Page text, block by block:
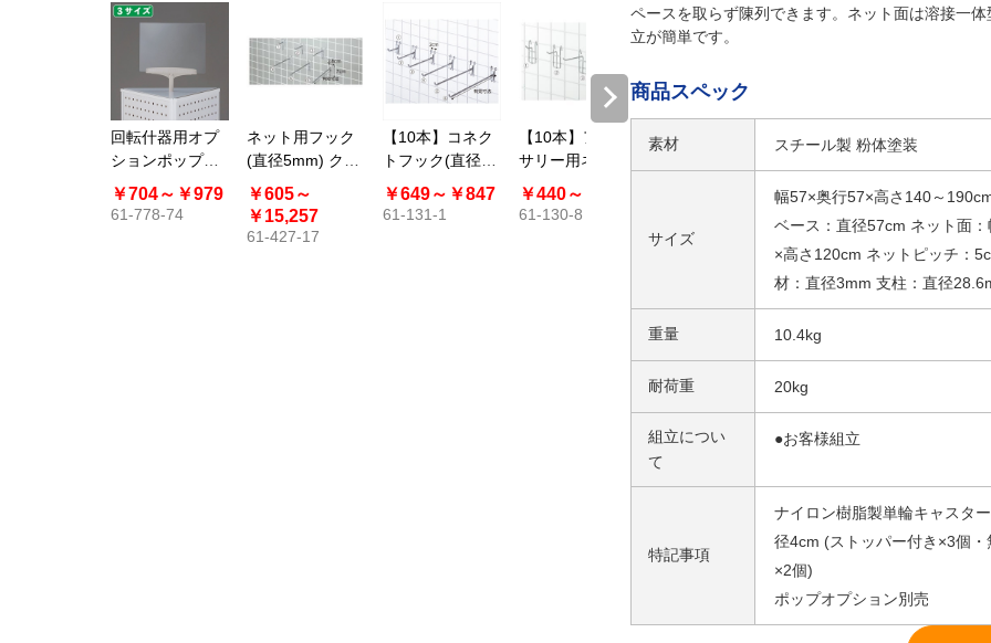
回転什器用オプ
ションポップス
タンド〔ストエ
キオリジナル〕
￥704～ ￥979
61-778-74
ネット用フック
(直径5mm) クロ
ーム〔ストエキ
オリジナル〕
￥605～
￥15,257
61-427-17
【10本】コネク
トフック(直径
6mm)
￥649～ ￥847
61-131-1
【10本】アクセ
サリー用ネット
フック(直径
3mm)〔ストエキ
￥440～
61-130-8
ネット用フック
61-427-18
ネット用フック
ジナル〕
￥594～
￥13,167
61-806-37
￥231～
61-131-7
ペースを取らず陳列できます。ネット面は溶接一体
立が簡単です。
商品スペック
素材 スチール製 粉体塗装
サイズ
幅57×奥行57×高さ140～
ベース：直径57cm ネット面
×高さ120cm ネットピッチ：
材：直径3mm 支柱：直径
重量 10.4kg
耐荷重 20kg
組立につい
て
●お客様組立
特記事項
ナイロン樹脂製単輪キャスタ
径4cm (ストッパー付き×3個・
×2個)
ポップオプション別売